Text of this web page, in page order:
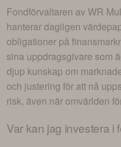
Fondförvaltaren avWR
hanterar dagligen
obligationer på
sina uppdragsgivare som
djup kunskap om
och justering för att nå
risk, även när omvärlden
Var kan jag investera i